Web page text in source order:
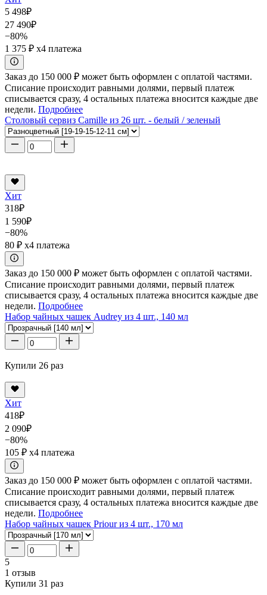
5 498₽
27 490₽
−80%
1 375 ₽ x4 платежа
Заказ до 150 000 ₽ может быть оформлен с оплатой частями.
Списание происходит равными долями, первый платеж
списывается сразу, 4 остальных платежа вносится каждые две
недели. Подробнее
Столовый сервиз Camille из 26 шт. - белый / зеленый
Хит
318₽
1 590₽
−80%
80 ₽ x4 платежа
Заказ до 150 000 ₽ может быть оформлен с оплатой частями.
Списание происходит равными долями, первый платеж
списывается сразу, 4 остальных платежа вносится каждые две
недели. Подробнее
Набор чайных чашек Audrey из 4 шт., 140 мл
Купили 26 раз
Хит
418₽
2 090₽
−80%
105 ₽ x4 платежа
Заказ до 150 000 ₽ может быть оформлен с оплатой частями.
Списание происходит равными долями, первый платеж
списывается сразу, 4 остальных платежа вносится каждые две
недели. Подробнее
Набор чайных чашек Priour из 4 шт., 170 мл
5
1 отзыв
Купили 31 раз